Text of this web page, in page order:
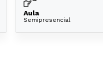
Aula
Semipresencial